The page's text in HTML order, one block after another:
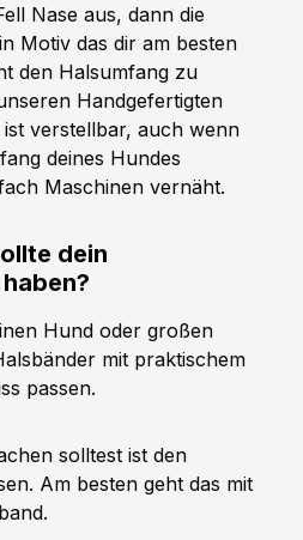
Nase aus, dann die
Motiv das dir am besten
den Halsumfang zu
Handgefertigten
verstellbar, auch wenn
deines Hundes
Maschinen vernäht.
dein
Hund oder großen
mit praktischem
passen.
solltest ist den
Am besten geht das mit